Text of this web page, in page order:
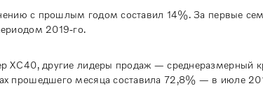
с прошлым годом составил 14%. За первые
2019-го.
XC40, другие лидеры продаж — среднеразмерный
прошедшего месяца составила 72,8% — в июле